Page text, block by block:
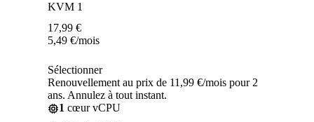
KVM 1
17,99 €
5,49 €/mois
Sélectionner
Renouvellement au prix de 11,99 €/mois pour 2
ans. Annulez à tout instant.
1 cœur vCPU